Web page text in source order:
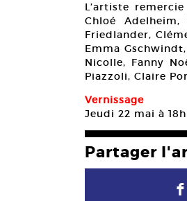
L’artiste
Chloé
Friedlander,
Emma
Nicolle, Fanny
Piazzoli, Claire
Vernissage
Jeudi 22 mai à 18h
Partager
F